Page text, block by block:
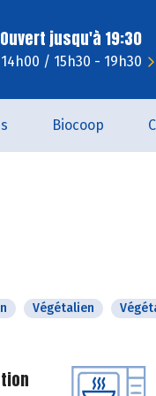
Ouvert jusqu'à 19:30
/ 15h30 - 19h30
Biocoop
Végétalien